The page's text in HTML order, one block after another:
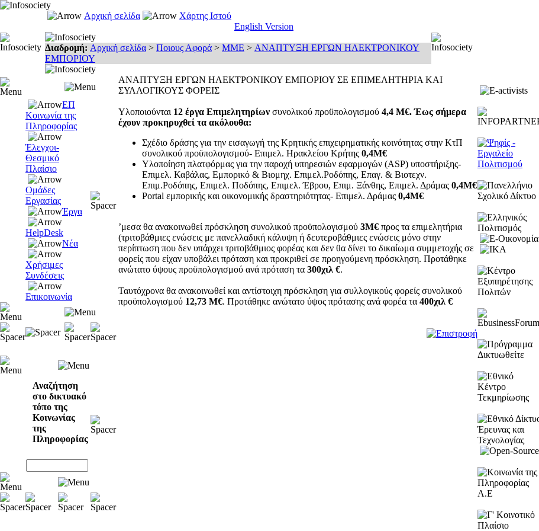
Αρχική σελίδα
Χάρτης Ιστού
English Version
Διαδρομή: Αρχική σελίδα > Ποιους Αφορά > ΜΜΕ > ΑΝΑΠΤΥΞΗ ΕΡΓΩΝ ΗΛΕΚΤΡΟΝΙΚΟΥ
ΕΜΠΟΡΙΟΥ
ΕΠ
Κοινωνία της
Πληροφορίας
Έλεγχοι-
Θεσμικό
Πλαίσιο
Ομάδες
Εργασίας
Έργα
HelpDesk
Νέα
Χρήσιμες
Συνδέσεις
Επικοινωνία
Αναζήτηση
στο δικτυακό
τόπο της
Κοινωνίας
της
Πληροφορίας
ΑΝΑΠΤΥΞΗ ΕΡΓΩΝ ΗΛΕΚΤΡΟΝΙΚΟΥ ΕΜΠΟΡΙΟΥ ΣΕ ΕΠΙΜΕΛΗΤΗΡΙΑ ΚΑΙ
ΣΥΛΛΟΓΙΚΟΥΣ ΦΟΡΕΙΣ
Υλοποιούνται 12 έργα Επιμελητηρίων συνολικού προϋπολογισμού 4,4 Μ€. Έως σήμερα
έχουν προκηρυχθεί τα ακόλουθα:
Σχέδιο δράσης για την εισαγωγή της Κρητικής επιχειρηματικής κοινότητας στην ΚτΠ
συνολικού προϋπολογισμού- Επιμελ. Ηρακλείου Κρήτης 0,4Μ€
Υλοποίηση πλατφόρμας για την παροχή υπηρεσιών εφαρμογών (ASP) υποστήριξης-
Επιμελ. Καβάλας, Εμπορικό & Βιομηχ. Επιμελ.Ροδόπης, Επαγ. & Βιοτεχν.
Επιμ.Ροδόπης, Επιμελ. Ποδόπης, Επιμελ. Έβρου, Επιμ. Ξάνθης, Επιμελ. Δράμας 0,4Μ€
Portal εμπορικής και οικονομικής δραστηριότητας- Επιμελ. Δράμας 0,4Μ€
’μεσα θα ανακοινωθεί πρόσκληση συνολικού προϋπολογισμού 3Μ€ προς τα επιμελητήρια
(τριτοβάθμιες ενώσεις με πανελλαδική κάλυψη ή δευτεροβάθμιες ενώσεις μόνο στην
περίπτωση που δεν υπάρχει τριτοβάθμιος φορέας και δεν θα δίνει το δικαίωμα συμμετοχής σε
φορείς που είχαν υποβάλει πρόταση και προκριθεί σε προηγούμενη πρόσκληση. Προτάθηκε
ανώτατο ύψους προϋπολογισμού ανά πρόταση τα 300χιλ €.
Ταυτόχρονα θα ανακοινωθεί και αντίστοιχη πρόσκληση για συλλογικούς φορείς συνολικού
προϋπολογισμού 12,73 Μ€. Προτάθηκε ανώτατο ύψος πρότασης ανά φορέα τα 400χιλ €